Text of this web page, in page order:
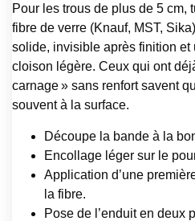
Pour les trous de plus de 5 cm,
fibre de verre (Knauf, MST,
solide, invisible après finition et
cloison légère. Ceux qui ont
carnage » sans renfort savent
souvent à la surface.
Découpe la bande à la
Encollage léger sur le
Application d’une
la fibre.
Pose de l’enduit en deux